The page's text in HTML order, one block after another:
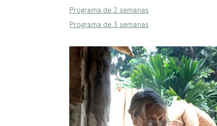
Programa de 2 semanas
Programa de 3 semanas